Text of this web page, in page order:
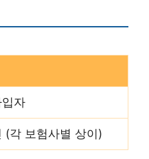
자
(각 보험사별 상이)